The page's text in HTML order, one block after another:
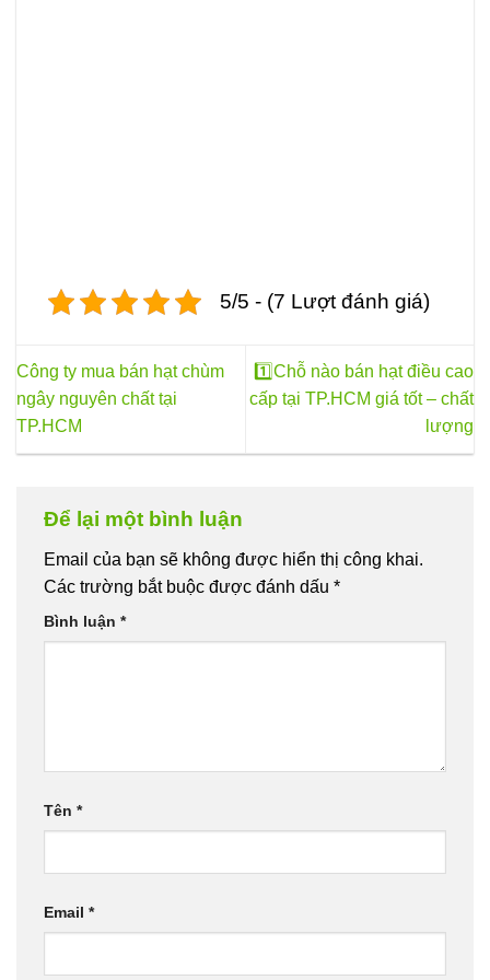
5/5 - (7 Lượt đánh giá)
Công ty mua bán hạt chùm
ngây nguyên chất tại
TP.HCM
1️⃣Chỗ nào bán hạt điều cao
cấp tại TP.HCM giá tốt – chất
lượng
Để lại một bình luận
Email của bạn sẽ không được hiển thị công khai.
Các trường bắt buộc được đánh dấu *
Bình luận *
Tên *
Email *